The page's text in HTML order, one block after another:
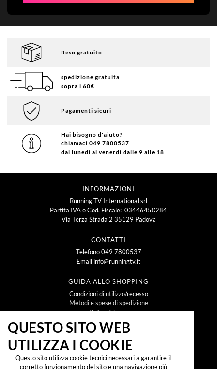
Reso gratuito
spedizione gratuita
sopra i 60€
Pagamenti sicuri
Hai bisogno d'aiuto?
chiamaci 049 7800537
dal lunedì al venerdì dalle 9 alle 18
INFORMAZIONI
Running TV International srl
Partita IVA o Cod. Fiscale: 03446450284
Via Terza Strada 2 35129 Padova
CONTATTI
Telefono049 7800537
Email info@runningtv.it
GUIDA ALLO SHOPPING
Condizioni di utilizzo/recesso
Metodi e spese di spedizione
Policy Privacy
Policy Cookie
NEWSLETTER
QUESTO SITO WEB
UTILIZZA I COOKIE
Questo sito utilizza cookie tecnici necessari a garantire il
corretto funzionamento del sito e una navigazione più